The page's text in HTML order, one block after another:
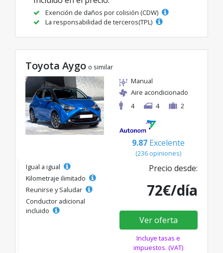
Exención de daños por colisión (CDW)
La responsabilidad de terceros(TPL)
Toyota Aygo o similar
Manual
Aire acondicionado
4
4 2
9.87 Excelente
(236 opiniones)
Igual a igual
Kilometraje ilimitado
Reunirse y Saludar
Conductor adicional
incluido
Precio desde:
72€/día
Ver oferta
Incluye tasas e
impuestos. (VAT)